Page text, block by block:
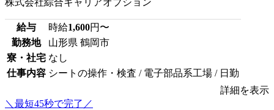
株式会社綜合キャリアオプション
給与 時給1,600円〜
勤務地
山形県 鶴岡市
寮・社宅 なし
仕事内容 シートの操作・検査 / 電子部品系工場 / 日勤
詳細を表示
＼最短45秒で完了／